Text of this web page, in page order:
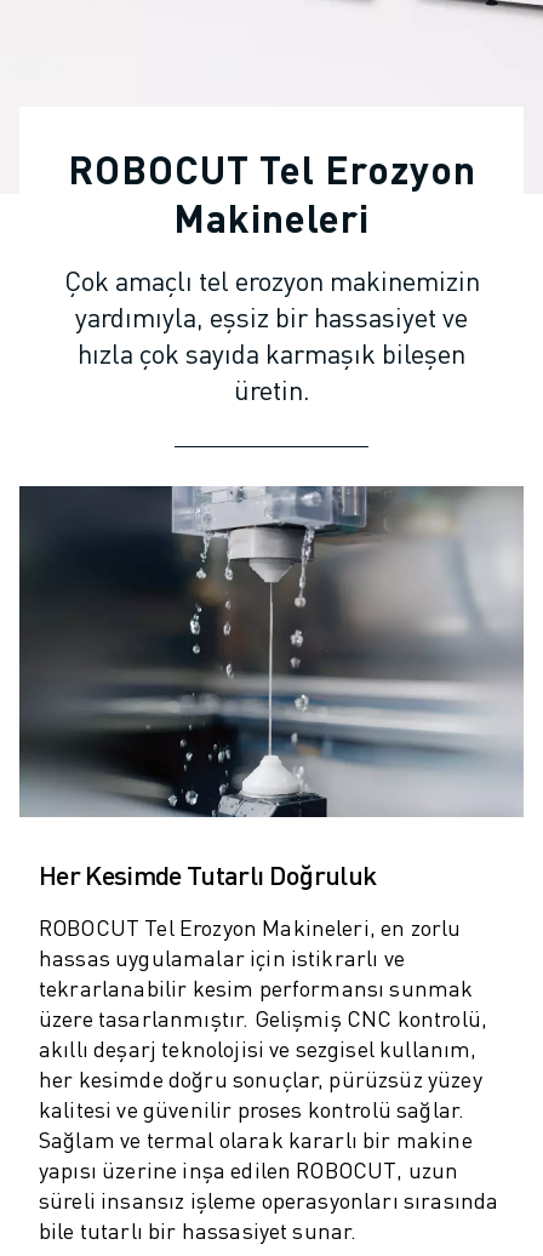
ROBOT YAZILIMI
SIMÜLASYON YAZILIMI
EĞITIM AMAÇLI ROBOTIK ÜRÜNLERI
ROBOT OTOMASYONU
ARK KAYNAK ROBOTLARI
EKLEMLI ROBOTLAR
ARC MATE SERISI
BOYA ROBOTLARI
PALETLEME ROBOTLARI
KOMPAKT CNC İŞLEME MERKEZLERI
ROBODRILL KOMPAKT DIK İŞLEME MERKEZLERI
ROBODRILL DONANIM
ROBODRILL YAZILIMI
ROBODRILL ÖNLEYICI BAKIM
ROBODRILL SÜRDÜRÜLEBILIRLIK
ROBODRILL ROBOT PAKETI
ELEKTRIKLI PLASTIK ENJEKSIYON MAKINELERI
ROBOSHOT ELEKTRIKLI PLASTIK ENJEKSIYON MAKINELERI
ROBOSHOT DONANIM
ROBOSHOT YAZILIM
ROBOSHOT SÜRDÜRÜLEBİLİRLİK
ROBOSHOT ROBOT PAKETI
ROBOSHOT ÖNLEYICI BAKIM
ROBOSHOT TOPLAM SAHIP OLMA MALIYETI
TEL EROZYON MAKINELERI
ROBOCUT TEL EROZYON MAKINELERI
ROBOCUT DONANIM
ROBOCUT YAZILIMI
ROBOCUT Tel Erozyon
Makineleri
Çok amaçlı tel erozyon makinemizin
yardımıyla, eşsiz bir hassasiyet ve
hızla çok sayıda karmaşık bileşen
üretin.
Her Kesimde Tutarlı Doğruluk
ROBOCUT Tel Erozyon Makineleri, en zorlu
hassas uygulamalar için istikrarlı ve
tekrarlanabilir kesim performansı sunmak
üzere tasarlanmıştır. Gelişmiş CNC kontrolü,
akıllı deşarj teknolojisi ve sezgisel kullanım,
her kesimde doğru sonuçlar, pürüzsüz yüzey
kalitesi ve güvenilir proses kontrolü sağlar.
Sağlam ve termal olarak kararlı bir makine
yapısı üzerine inşa edilen ROBOCUT, uzun
süreli insansız işleme operasyonları sırasında
bile tutarlı bir hassasiyet sunar.